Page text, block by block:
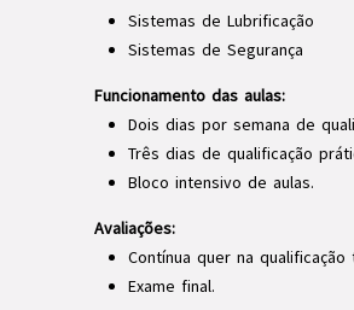
Sistemas de Lubrificação
Sistemas de Segurança
Funcionamento das aulas:
Dois dias por semana de
Três dias de qualificação
Bloco intensivo de aulas.
Avaliações:
Contínua quer na
Exame final.